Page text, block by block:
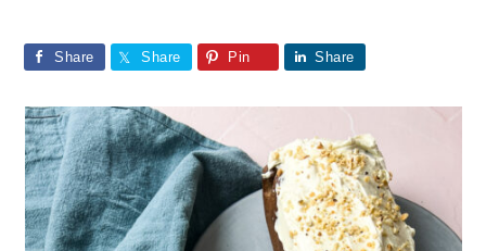
Share Share Pin Share